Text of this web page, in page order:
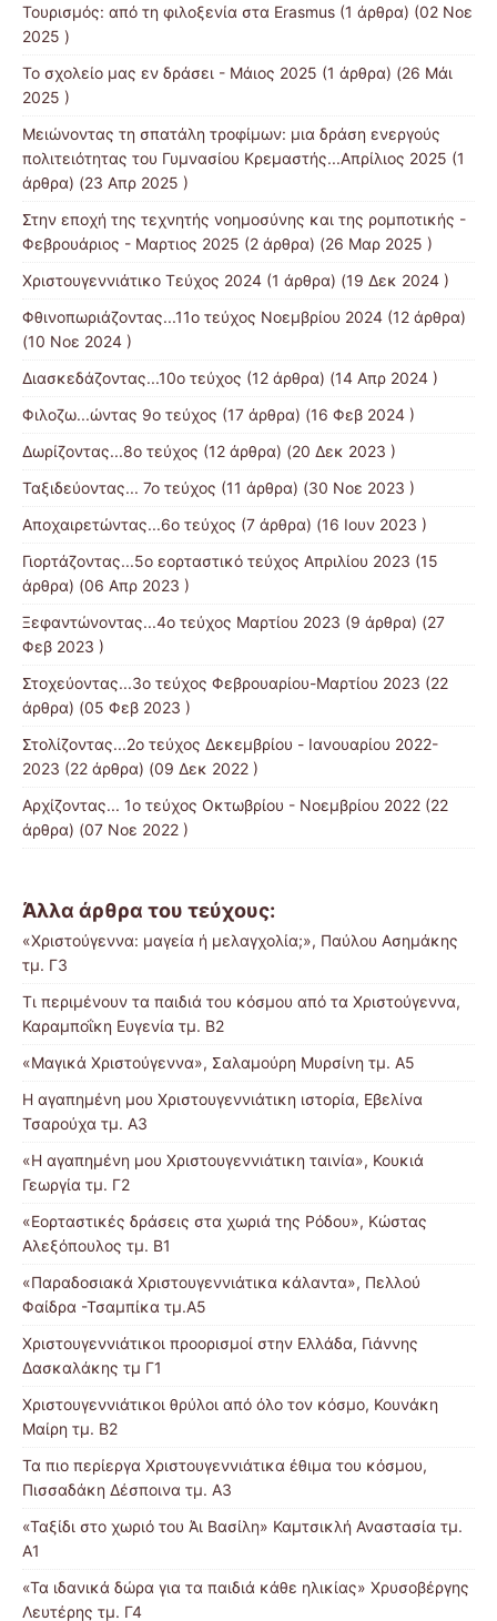
Τουρισμός: από τη φιλοξενία στα Erasmus (1 άρθρα) (02 Νοε
2025 )
Το σχολείο μας εν δράσει - Μάιος 2025 (1 άρθρα) (26 Μάι
2025 )
Μειώνοντας τη σπατάλη τροφίμων: μια δράση ενεργούς
πολιτειότητας του Γυμνασίου Κρεμαστής...Απρίλιος 2025 (1
άρθρα) (23 Απρ 2025 )
Στην εποχή της τεχνητής νοημοσύνης και της ρομποτικής -
Φεβρουάριος - Μαρτιος 2025 (2 άρθρα) (26 Μαρ 2025 )
Χριστουγεννιάτικο Τεύχος 2024 (1 άρθρα) (19 Δεκ 2024 )
Φθινοπωριάζοντας...11ο τεύχος Νοεμβρίου 2024 (12 άρθρα)
(10 Νοε 2024 )
Διασκεδάζοντας...10ο τεύχος (12 άρθρα) (14 Απρ 2024 )
Φιλοζω...ώντας 9ο τεύχος (17 άρθρα) (16 Φεβ 2024 )
Δωρίζοντας...8ο τεύχος (12 άρθρα) (20 Δεκ 2023 )
Ταξιδεύοντας... 7ο τεύχος (11 άρθρα) (30 Νοε 2023 )
Αποχαιρετώντας...6ο τεύχος (7 άρθρα) (16 Ιουν 2023 )
Γιορτάζοντας...5ο εορταστικό τεύχος Απριλίου 2023 (15
άρθρα) (06 Απρ 2023 )
Ξεφαντώνοντας...4ο τεύχος Μαρτίου 2023 (9 άρθρα) (27
Φεβ 2023 )
Στοχεύοντας...3ο τεύχος Φεβρουαρίου-Μαρτίου 2023 (22
άρθρα) (05 Φεβ 2023 )
Στολίζοντας...2ο τεύχος Δεκεμβρίου - Ιανουαρίου 2022-
2023 (22 άρθρα) (09 Δεκ 2022 )
Αρχίζοντας... 1ο τεύχος Οκτωβρίου - Νοεμβρίου 2022 (22
άρθρα) (07 Νοε 2022 )
Άλλα άρθρα του τεύχους:
«Χριστούγεννα: μαγεία ή μελαγχολία;», Παύλου Ασημάκης
τμ. Γ3
Τι περιμένουν τα παιδιά του κόσμου από τα Χριστούγεννα,
Καραμποΐκη Ευγενία τμ. Β2
«Μαγικά Χριστούγεννα», Σαλαμούρη Μυρσίνη τμ. Α5
Η αγαπημένη μου Χριστουγεννιάτικη ιστορία, Εβελίνα
Τσαρούχα τμ. Α3
«Η αγαπημένη μου Χριστουγεννιάτικη ταινία», Κουκιά
Γεωργία τμ. Γ2
«Εορταστικές δράσεις στα χωριά της Ρόδου», Κώστας
Αλεξόπουλος τμ. Β1
«Παραδοσιακά Χριστουγεννιάτικα κάλαντα», Πελλού
Φαίδρα -Τσαμπίκα τμ.Α5
Χριστουγεννιάτικοι προορισμοί στην Ελλάδα, Γιάννης
Δασκαλάκης τμ Γ1
Χριστουγεννιάτικοι θρύλοι από όλο τον κόσμο, Κουνάκη
Μαίρη τμ. Β2
Τα πιο περίεργα Χριστουγεννιάτικα έθιμα του κόσμου,
Πισσαδάκη Δέσποινα τμ. Α3
«Ταξίδι στο χωριό του Άι Βασίλη» Καμτσικλή Αναστασία τμ.
Α1
«Τα ιδανικά δώρα για τα παιδιά κάθε ηλικίας» Χρυσοβέργης
Λευτέρης τμ. Γ4